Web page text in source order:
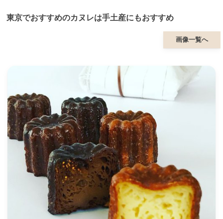
東京でおすすめのカヌレは手土産にもおすすめ
画像一覧へ